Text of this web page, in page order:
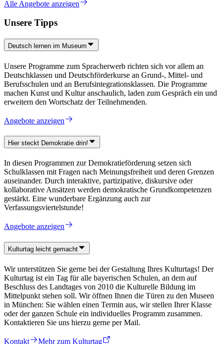
Alle Angebote anzeigen
Unsere Tipps
Deutsch lernen im Museum
Unsere Programme zum Spracherwerb richten sich vor allem an
Deutschklassen und Deutschförderkurse an Grund-, Mittel- und
Berufsschulen und an Berufsintegrationsklassen. Die Programme
machen Kunst und Kultur anschaulich, laden zum Gespräch ein und
erweitern den Wortschatz der Teilnehmenden.
Angebote anzeigen
Hier steckt Demokratie drin!
In diesen Programmen zur Demokratieförderung setzen sich
Schulklassen mit Fragen nach Meinungsfreiheit und deren Grenzen
auseinander. Durch interaktive, partizipative, diskursive oder
kollaborative Ansätzen werden demokratische Grundkompetenzen
gestärkt. Eine wunderbare Ergänzung auch zur
Verfassungsviertelstunde!
Angebote anzeigen
Kulturtag leicht gemacht
Wir unterstützen Sie gerne bei der Gestaltung Ihres Kulturtags! Der
Kulturtag ist ein Tag für alle bayerischen Schulen, an dem auf
Beschluss des Landtages von 2010 die Kulturelle Bildung im
Mittelpunkt stehen soll. Wir öffnen Ihnen die Türen zu den Museen
in München: Sie wählen einen Termin aus, wir stellen Ihrer Klasse
oder der ganzen Schule ein individuelles Programm zusammen.
Kontaktieren Sie uns hierzu gerne per Mail.
Kontakt Mehr zum Kulturtag